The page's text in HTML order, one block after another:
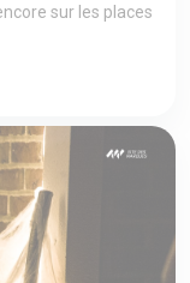
sur les places